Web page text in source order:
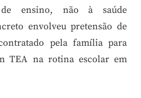
ensino, não à saúde
envolveu pretensão de
pela família para
TEA na rotina escolar em